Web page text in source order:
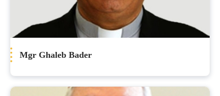
Mgr Ghaleb Bader